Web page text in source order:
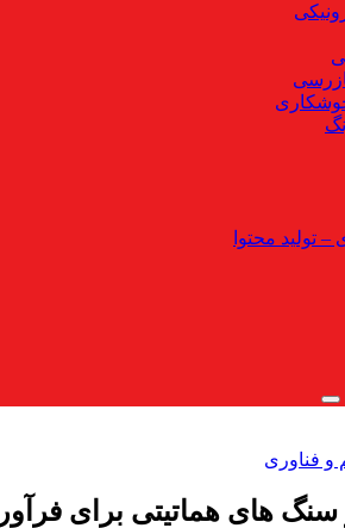
تولید محتوا
و فناوری
سنگ های هماتیتی برای